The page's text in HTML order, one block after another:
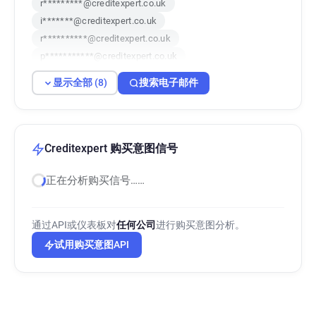
r*********@creditexpert.co.uk
i*******@creditexpert.co.uk
r**********@creditexpert.co.uk
p***********@creditexpert.co.uk
j**********@creditexpert.co.uk
n*********@creditexpert.co.uk
显示全部 (8) 搜索电子邮件
Creditexpert 购买意图信号
正在分析购买信号……
通过API或仪表板对任何公司进行购买意图分析。
试用购买意图API